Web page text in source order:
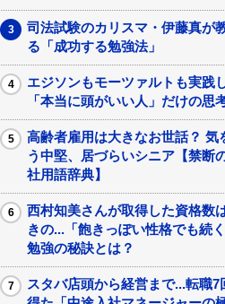
司法試験のカリスマ・伊藤真が
る「成功する勉強法」
エジソンもモーツァルトも実践
「本当に頭がいい人」だけの思
高齢者雇用は大きなお世話？ 気
う中堅、居づらいシニア【禁断
社用語辞典】
西村知美さんが取得した資格数
きの...「飽きっぽい性格でも続く
勉強の秘訣とは？
スタバ店頭から経営まで...転職7